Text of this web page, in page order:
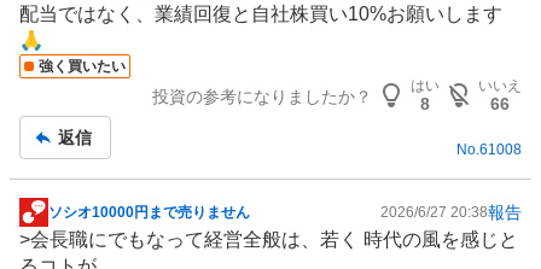
配当ではなく、業績回復と自社株買い10%お願いします
🙏
強く買いたい
投資の参考になりましたか？
はい
8
いいえ
66
返信
No.61008
掲
示
ソシオ10000円まで売りません 2026/6/27 20:38報告
>会長職にでもなって経営全般は、若く 時代の風を感じと